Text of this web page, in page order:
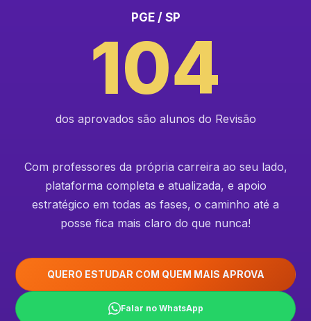
PGE / SP
104
dos aprovados são alunos do Revisão
Com professores da própria carreira ao seu lado,
plataforma completa e atualizada, e apoio
estratégico em todas as fases, o caminho até a
posse fica mais claro do que nunca!
QUERO ESTUDAR COM QUEM MAIS APROVA
Falar no WhatsApp